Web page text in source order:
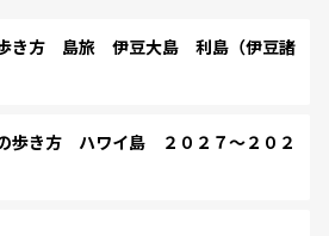
き方 島旅 伊豆大島 利島（伊豆諸
歩き方 ハワイ島 ２０２７～２０２